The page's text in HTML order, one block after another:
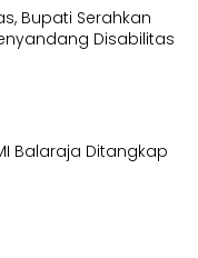
Bupati Serahkan
Disabilitas
Balaraja Ditangkap